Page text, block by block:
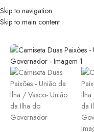
Skip to navigation
Skip to main content
Início/Samba